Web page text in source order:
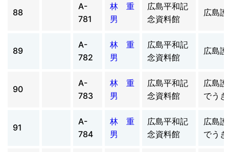
88
A-
781
林 重
男
広島平和記
念資料館
広島
89
A-
782
林 重
男
広島平和記
念資料館
広島
90
A-
783
林 重
男
広島平和記
念資料館
広島
でう
91
A-
784
林 重
男
広島平和記
念資料館
広島
でう